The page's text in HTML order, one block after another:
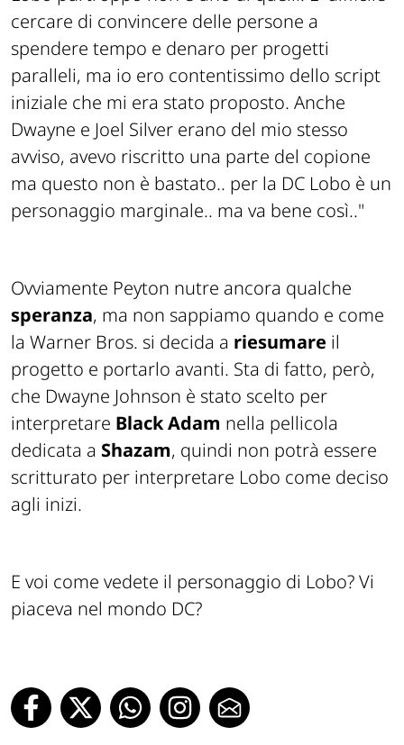
cercare di convincere delle persone a
spendere tempo e denaro per progetti
paralleli, ma io ero contentissimo dello script
iniziale che mi era stato proposto. Anche
Dwayne e Joel Silver erano del mio stesso
avviso, avevo riscritto una parte del copione
ma questo non è bastato.. per la DC Lobo è un
personaggio marginale.. ma va bene così.."
Ovviamente Peyton nutre ancora qualche
speranza, ma non sappiamo quando e come
la Warner Bros. si decida a riesumare il
progetto e portarlo avanti. Sta di fatto, però,
che Dwayne Johnson è stato scelto per
interpretare Black Adam nella pellicola
dedicata a Shazam, quindi non potrà essere
scritturato per interpretare Lobo come deciso
agli inizi.
E voi come vedete il personaggio di Lobo? Vi
piaceva nel mondo DC?